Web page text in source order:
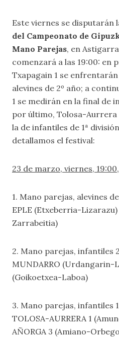
Este viernes se disputarán
del Campeonato de
Mano Parejas, en
comenzará a las 19:00: en
Txapagain 1 se
alevines de 2º año; a
1 se medirán en la final de
por último, Tolosa-Aurrera
la de infantiles de 1ª
detallamos el festival:
23 de marzo, viernes,
1. Mano parejas, alevines
EPLE (Etxeberria-
Zarrabeitia)
2. Mano parejas, infantiles
MUNDARRO (Urdangarin-
(Goikoetxea-Laboa)
3. Mano parejas, infantiles
TOLOSA-AURRERA 1
AÑORGA 3 (Amiano-